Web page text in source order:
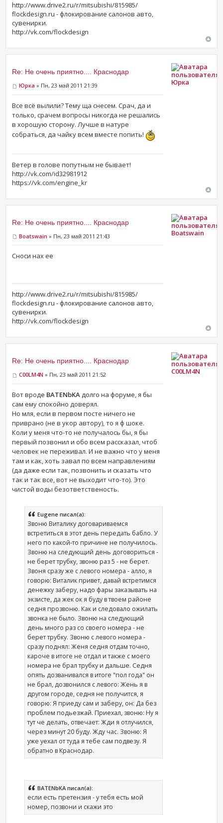
http://www.drive2.ru/r/mitsubishi/815985/
flockdesign.ru - флокирование салонов авто,
сувенирки.
http://vk.com/flockdesign
Re: Не очень приятно.... Краснодар
Юрка » Пн, 23 май 2011 21:39
Все всё вылили? Тему ща снесем. Срач, да и
только, срачем вопросы никогда не решались
в хорошую сторону. Лучше в натуре
собраться, да чайку всем вместе попить!
Ветер в голове попутным не бывает!
http://vk.com/id32981912
https://vk.com/engine_kr
Юрка
Re: Не очень приятно.... Краснодар
Boatswain » Пн, 23 май 2011 21:43
Сноси нах ее
http://www.drive2.ru/r/mitsubishi/815985/
flockdesign.ru - флокирование салонов авто,
сувенирки.
http://vk.com/flockdesign
Boatswain
Re: Не очень приятно.... Краснодар
C00LM4N » Пн, 23 май 2011 21:52
Вот вроде BATENbKAдолго на форуме, я бы
сам ему спокойно доверял.
Но мля, если в первом посте ничего не
приврано (не в укор автору), то я ф шоке.
Коли у меня что-то не получалось бы, я бы
первый позвонил и обо всем рассказал, чтоб
человек не переживал. И не важно что у меня
там и как, хоть завал по всем направлениям
(да даже если так, позвонить и сказать что
так и так все, вот не выходит что-то). Это
чистой воды безответственость.
Eugene писал(а):
Звоню Виталику договариваемся
встретиться в этот день передать бабло. У
него по какой-то причине не получилось.
Звоню на следующий день договориться -
не берет трубку, звоню раз 5 - не берет.
Звоня сразу же с левого номера - алло, я
говорю: Виталик привет, давай встретимся
денежку заберу, надо фары заказывать на
экзисте, да жек ок я буду в твоем районе
седня прозвоню. Как и следовало ожилать
звонка не было. Звоню на следующий
день много раз со своего номера - не
берет трубку. Звоню с левого номера -
сразу поднял: Женя седня отдам точно,
кароче в итоге не отдал и также с моего
номера не брал трубку и дальше. Седня
опять дозванивался в итоге "пол года" он
не брал, дозвонился с левого: Жень я в
другом городе, седня не получится, я
говорю: Я приеду сам и заберу, он: Да без
проблем подьезжай. Приехал, звоню: Ну я
тут че делать, отвечает: Жди я отлучился,
через минут 20 буду. Жду час. Звоню: Я
уже уехал от туда я тебе сам подвезу. Я
обратно в Краснодар.
BATENbKA писал(а):
если есть претензия - у тебя есть мой
номер, позвони и скажи это
C00LM4N